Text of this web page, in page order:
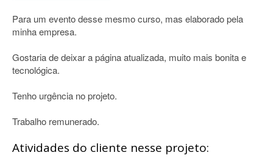
Para um evento desse mesmo curso, mas elaborado pela
minha empresa.
Gostaria de deixar a página atualizada, muito mais bonita e
tecnológica.
Tenho urgência no projeto.
Trabalho remunerado.
Atividades do cliente nesse projeto: